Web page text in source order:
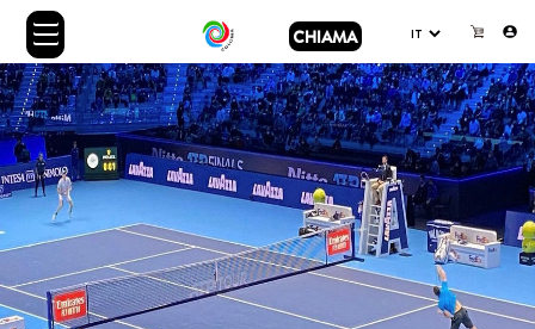
CHIAMA